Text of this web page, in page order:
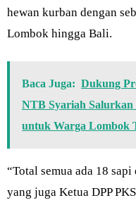
hewan kurban dengan
Lombok hingga Bali.
Baca Juga: Dukung
NTB Syariah Salurkan
untuk Warga Lombok
“Total semua ada 18
yang juga Ketua DPP